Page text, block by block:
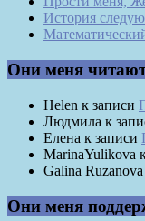
История
Они меня
Helen к записи
Людмила к
Елена к записи
MarinaYulikova
Galina Ruzanova
Они меня